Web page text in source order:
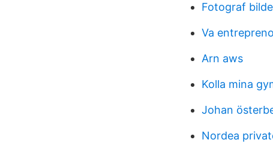
Fotograf
Va
Arn aws
Kolla mina
Johan
Nordea